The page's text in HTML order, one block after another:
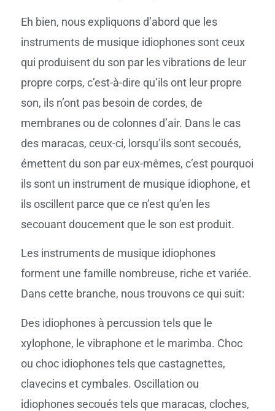
Eh bien, nous expliquons d’abord que les
instruments de musique idiophones sont ceux
qui produisent du son par les vibrations de leur
propre corps, c’est-à-dire qu’ils ont leur propre
son, ils n’ont pas besoin de cordes, de
membranes ou de colonnes d’air. Dans le cas
des maracas, ceux-ci, lorsqu’ils sont secoués,
émettent du son par eux-mêmes, c’est pourquoi
ils sont un instrument de musique idiophone, et
ils oscillent parce que ce n’est qu’en les
secouant doucement que le son est produit.
Les instruments de musique idiophones
forment une famille nombreuse, riche et variée.
Dans cette branche, nous trouvons ce qui suit:
Des idiophones à percussion tels que le
xylophone, le vibraphone et le marimba. Choc
ou choc idiophones tels que castagnettes,
clavecins et cymbales. Oscillation ou
idiophones secoués tels que maracas, cloches,